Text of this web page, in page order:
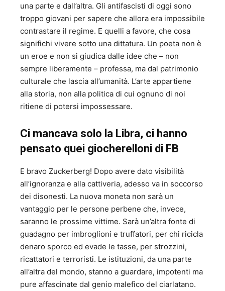
una parte e dall’altra. Gli antifascisti di oggi sono
troppo giovani per sapere che allora era impossibile
contrastare il regime. E quelli a favore, che cosa
significhi vivere sotto una dittatura. Un poeta non è
un eroe e non si giudica dalle idee che – non
sempre liberamente – professa, ma dal patrimonio
culturale che lascia all’umanità. L’arte appartiene
alla storia, non alla politica di cui ognuno di noi
ritiene di potersi impossessare.
Ci mancava solo la Libra, ci hanno
pensato quei giocherelloni di FB
E bravo Zuckerberg! Dopo avere dato visibilità
all’ignoranza e alla cattiveria, adesso va in soccorso
dei disonesti. La nuova moneta non sarà un
vantaggio per le persone perbene che, invece,
saranno le prossime vittime. Sarà un’altra fonte di
guadagno per imbroglioni e truffatori, per chi ricicla
denaro sporco ed evade le tasse, per strozzini,
ricattatori e terroristi. Le istituzioni, da una parte
all’altra del mondo, stanno a guardare, impotenti ma
pure affascinate dal genio malefico del ciarlatano.